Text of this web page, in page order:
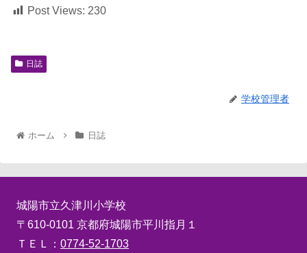
Post Views: 230
日誌
学校管理者
ホーム 日誌
城陽市立久津川小学校
〒610-0101 京都府城陽市平川指月１
ＴＥＬ： 0774-52-1703